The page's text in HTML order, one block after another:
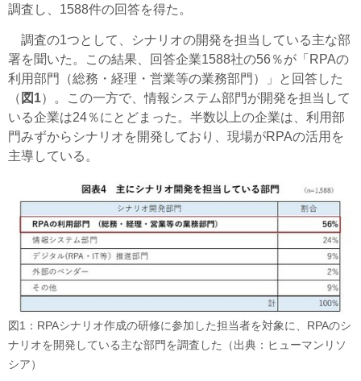
調査し、1588件の回答を得た。
調査の1つとして、シナリオの開発を担当している主な部
署を聞いた。この結果、回答企業1588社の56％が「RPAの
利用部門（総務・経理・営業等の業務部門）」と回答した
（ 図1）。この一方で、情報システム部門が開発を担当して
いる企業は24％にとどまった。半数以上の企業は、利用部
門みずからシナリオを開発しており、現場がRPAの活用を
主導している。
図1：RPAシナリオ作成の研修に参加した担当者を対象に、RPAのシ
ナリオを開発している主な部門を調査した（出典：ヒューマンリソ
シア）